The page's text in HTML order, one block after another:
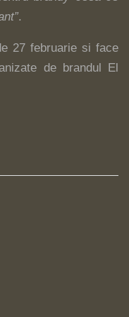
.
27 februarie si face
de brandul El